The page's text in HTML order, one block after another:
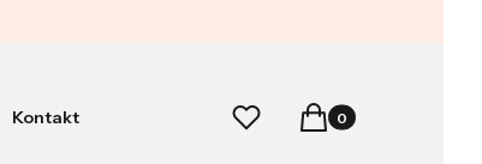
Kontakt UlubioneProdukty w
Koszyk